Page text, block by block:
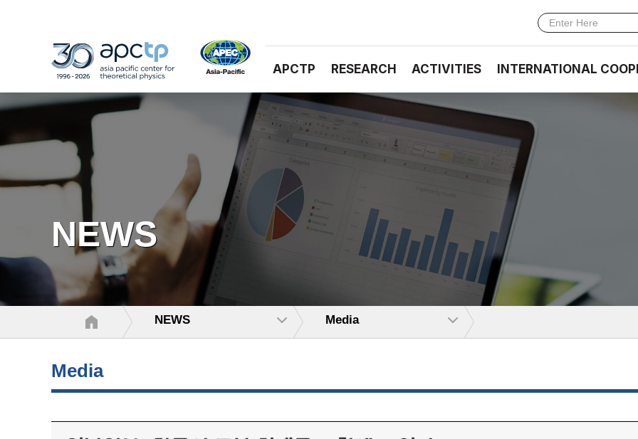
APCTP RESEARCH ACTIVITIES INTERNATIONAL
NEWS
NEWS Media
Media